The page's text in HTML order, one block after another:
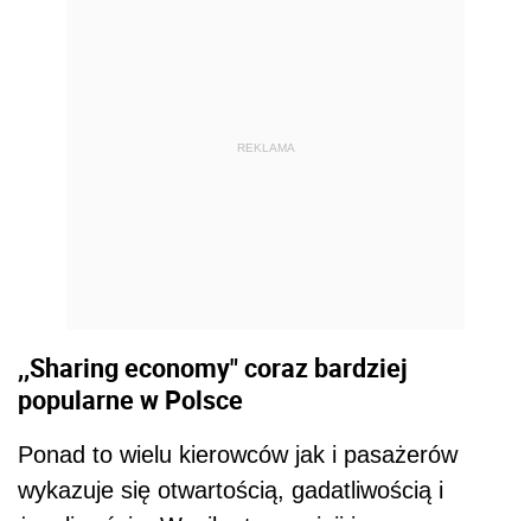
REKLAMA
,,Sharing economy" coraz bardziej
popularne w Polsce
Ponad to wielu kierowców jak i pasażerów
wykazuje się otwartością, gadatliwością i